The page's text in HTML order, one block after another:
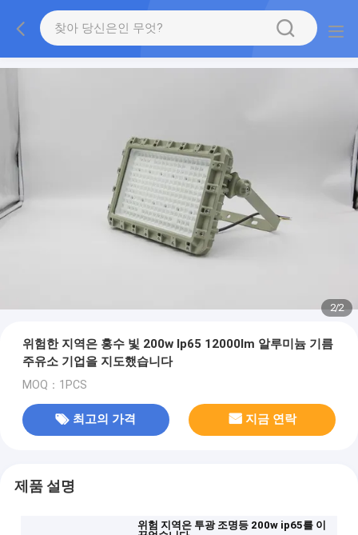
2/2
위험한 지역은 홍수 빛 200w Ip65 12000lm 알루미늄 기름
주유소 기업을 지도했습니다
MOQ：1PCS
최고의 가격 지금 연락
제품 설명
위험 지역은 투광 조명등 200w ip65를 이